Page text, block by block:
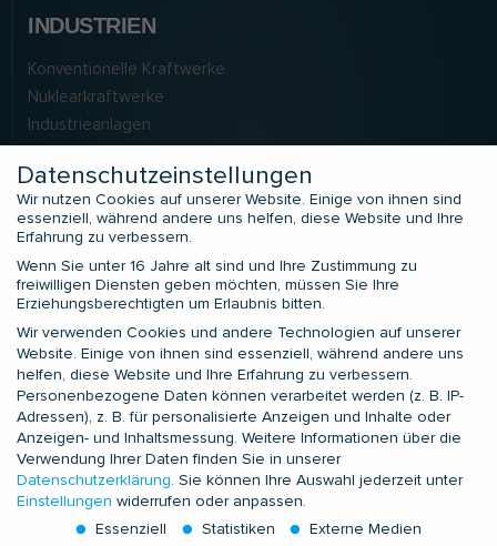
INDUSTRIEN
Konventionelle Kraftwerke
Nuklearkraftwerke
Industrieanlagen
LNG
Solarkraftwerke
SERVICES
Application Engineering
Field Service
Zusatzleistungen
Prüfdienstleistungen
Prüflabor LIMALAB
KONTAKTE
Europa und Nordafrika
Subsahara-Afrika
Datenschutzeinstellungen
Wir nutzen Cookies auf unserer Website. Einige von ihnen sind
essenziell, während andere uns helfen, diese Website und Ihre
Erfahrung zu verbessern.
Wenn Sie unter 16 Jahre alt sind und Ihre Zustimmung zu
freiwilligen Diensten geben möchten, müssen Sie Ihre
Erziehungsberechtigten um Erlaubnis bitten.
Wir verwenden Cookies und andere Technologien auf unserer
Website. Einige von ihnen sind essenziell, während andere uns
helfen, diese Website und Ihre Erfahrung zu verbessern.
Personenbezogene Daten können verarbeitet werden (z. B. IP-
Adressen), z. B. für personalisierte Anzeigen und Inhalte oder
Anzeigen- und Inhaltsmessung. Weitere Informationen über die
Verwendung Ihrer Daten finden Sie in unserer
Datenschutzerklärung. Sie können Ihre Auswahl jederzeit unter
Einstellungen widerrufen oder anpassen.
Essenziell
Statistiken Externe Medien